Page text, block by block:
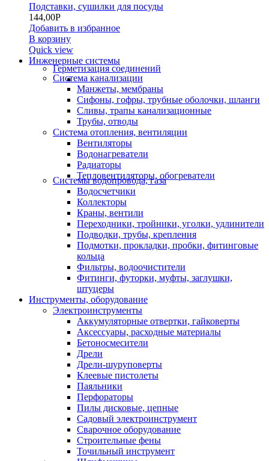
Подставки, сушилки для посуды
144,00Р
Добавить в избранное
В корзину
Quick view
Инженерные системы
Герметизация соединений
Система канализации
Манжеты, мембраны
Сифоны, гофры, трубные оболочки, шланги
Сливы, трапы канализационные
Трубы, отводы
Система отопления, вентиляции
Вентиляторы
Водонагреватели
Радиаторы
Тепловентиляторы, обогреватели
Системы водопровода, газа
Водосчетчики
Коллекторы
Краны, вентили
Переходники, тройники, уголки, удлинители
Подводки, трубы, крепления
Подмотки, прокладки, пробки, фитинговые
кольца
Фильтры, водоочистители
Фитинги, футорки, муфты, заглушки,
штуцеры
Инструменты, оборудование
Электроинструменты
Аккумуляторные отвертки, гайковерты
Аксессуары, расходные материалы
Бетоносмесители
Дрели
Дрели-шуруповерты
Клеевые пистолеты
Паяльники
Перфораторы
Пилы дисковые, цепные
Садовый электроинструмент
Сварочное оборудование
Строительные фены
Точильный инструмент